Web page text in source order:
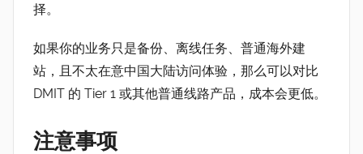
择。
如果你的业务只是备份、离线任务、普通海外建
站，且不太在意中国大陆访问体验，那么可以对比
DMIT 的 Tier 1 或其他普通线路产品，成本会更低。
注意事项